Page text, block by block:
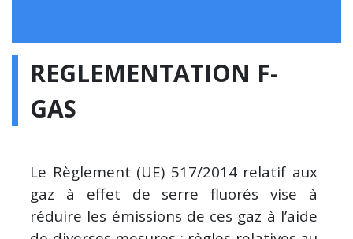
REGLEMENTATION F-
GAS
Le Règlement (UE) 517/2014 relatif aux
gaz à effet de serre fluorés vise à
réduire les émissions de ces gaz à l’aide